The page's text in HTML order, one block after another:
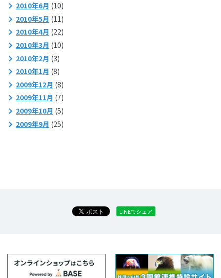
2010年6月 (10)
2010年5月 (11)
2010年4月 (22)
2010年3月 (10)
2010年2月 (3)
2010年1月 (8)
2009年12月 (8)
2009年11月 (7)
2009年10月 (5)
2009年9月 (25)
LINEでシェア